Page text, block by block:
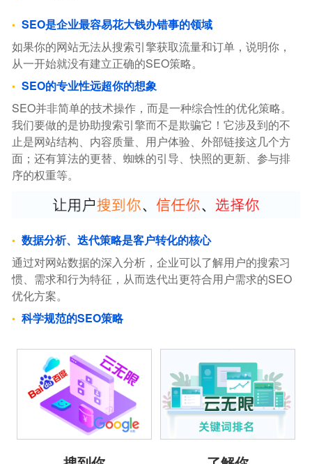
SEO是企业最容易花大钱办错事的领域
如果你的网站无法从搜索引擎获取流量和订单，说明你，
从一开始就没有建立正确的SEO策略。
SEO的专业性远超你的想象
SEO并非简单的技术操作，而是一种综合性的优化策略。
我们要做的是协助搜索引擎而不是欺骗它！它涉及到的不
止是网站结构、内容质量、用户体验、外部链接这几个方
面；还有算法的更替、蜘蛛的引导、快照的更新、参与排
序的权重等。
数据分析、迭代策略是客户转化的核心
通过对网站数据的深入分析，企业可以了解用户的搜索习
惯、需求和行为特征，从而迭代出更符合用户需求的SEO
优化方案。
科学规范的SEO策略